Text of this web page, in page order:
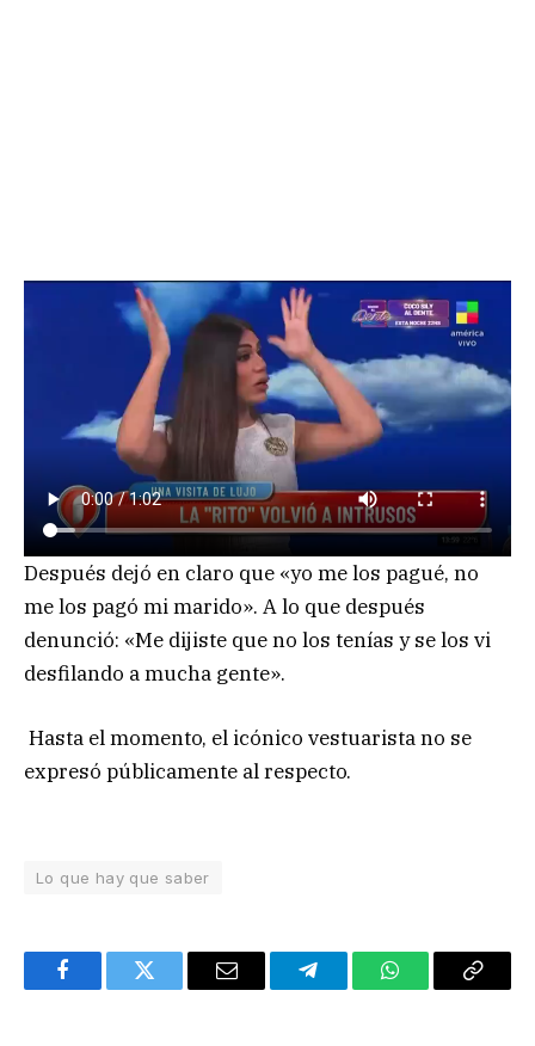
Después dejó en claro que «yo me los pagué, no
me los pagó mi marido». A lo que después
denunció: «Me dijiste que no los tenías y se los vi
desfilando a mucha gente».
Hasta el momento, el icónico vestuarista no se
expresó públicamente al respecto.
Lo que hay que saber
FacebookTwitter Email TelegramWhatsAppCopy